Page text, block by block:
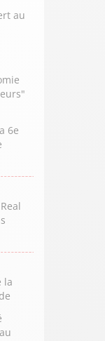
au
6e
la